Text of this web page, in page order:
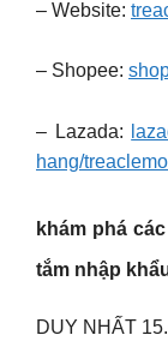
– Website:
– Shopee:
– Lazada:
hang/
khám phá
tắm nhập
DUY NHẤT